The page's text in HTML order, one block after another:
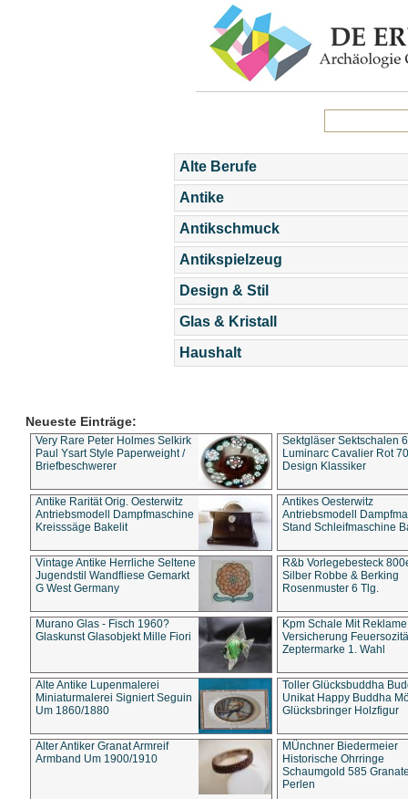
Alte Berufe
Antike
Antikschmuck
Antikspielzeug
Design & Stil
Glas & Kristall
Haushalt
Neueste Einträge:
Very Rare Peter Holmes Selkirk
Paul Ysart Style Paperweight /
Briefbeschwerer
Sektgläser Sektschalen
Luminarc Cavalier Rot
Design Klassiker
Antike Rarität Orig. Oesterwitz
Antriebsmodell Dampfmaschine
Kreisssäge Bakelit
Antikes Oesterwitz
Antriebsmodell
Stand Schleifmaschine
Vintage Antike Herrliche Seltene
Jugendstil Wandfliese Gemarkt
G West Germany
R&b Vorlegebesteck
Silber Robbe & Berking
Rosenmuster 6 Tlg.
Murano Glas - Fisch 1960?
Glaskunst Glasobjekt Mille Fiori
Kpm Schale Mit Reklame
Versicherung
Zeptermarke 1. Wahl
Alte Antike Lupenmalerei
Miniaturmalerei Signiert Seguin
Um 1860/1880
Toller Glücksbuddha
Unikat Happy Buddha
Glücksbringer Holzfigur
Alter Antiker Granat Armreif
Armband Um 1900/1910
MÜnchner Biedermeier
Historische Ohrringe
Schaumgold 585
Perlen